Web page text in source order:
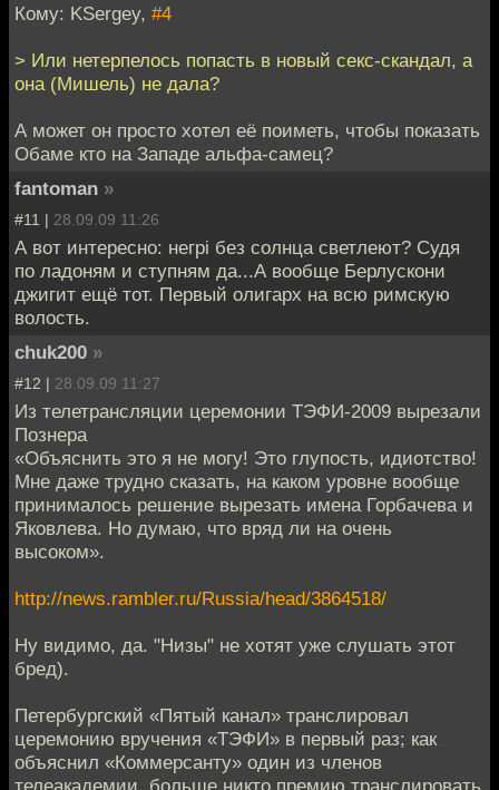
Кому: KSergey, #4
> Или нетерпелось попасть в новый секс-скандал, а
она (Мишель) не дала?
А может он просто хотел её поиметь, чтобы показать
Обаме кто на Западе альфа-самец?
fantoman »
#11 | 28.09.09 11:26
А вот интересно: негрі без солнца светлеют? Судя
по ладоням и ступням да...А вообще Берлускони
джигит ещё тот. Первый олигарх на всю римскую
волость.
chuk200 »
#12 | 28.09.09 11:27
Из телетрансляции церемонии ТЭФИ-2009 вырезали
Познера
«Объяснить это я не могу! Это глупость, идиотство!
Мне даже трудно сказать, на каком уровне вообще
принималось решение вырезать имена Горбачева и
Яковлева. Но думаю, что вряд ли на очень
высоком».
http://news.rambler.ru/Russia/head/3864518/
Ну видимо, да. "Низы" не хотят уже слушать этот
бред).
Петербургский «Пятый канал» транслировал
церемонию вручения «ТЭФИ» в первый раз; как
объяснил «Коммерсанту» один из членов
телеакадемии, больше никто премию транслировать